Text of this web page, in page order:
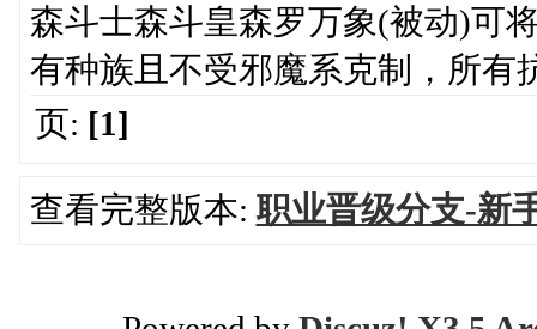
森斗士森斗皇森罗万象(被动)可
有种族且不受邪魔系克制，所有
页: [1]
查看完整版本:职业晋级分支-新